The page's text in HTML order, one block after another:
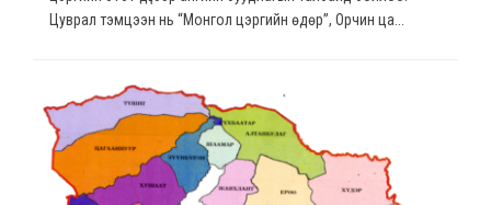
Цуврал тэмцээн нь “Монгол цэргийн өдөр”, Орчин ца...